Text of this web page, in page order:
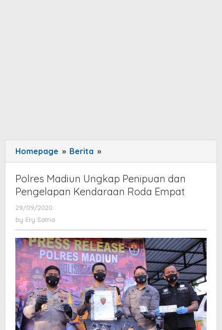
Homepage » Berita »
Madiun
Ungkap
Penipuan
Empat
Polres Madiun Ungkap Penipuan dan
Pengelapan Kendaraan Roda Empat
29/09/2020
by Ery Satria